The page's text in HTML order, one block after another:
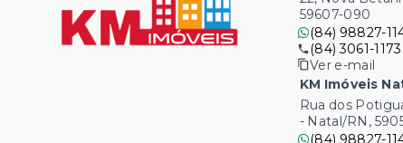
59607-090
(84) 98827-
(84) 3061-1173
Ver e-mail
KM Imóveis
Rua dos
- Natal/RN,
(84) 98827-